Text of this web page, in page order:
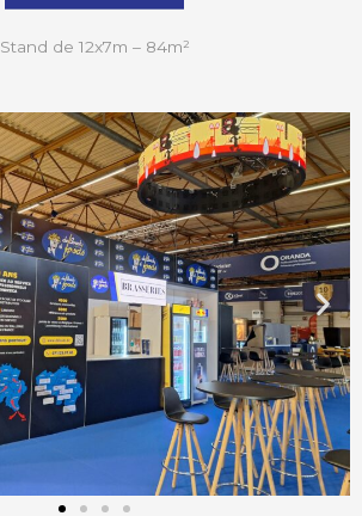
Stand de 12x7m – 84m²